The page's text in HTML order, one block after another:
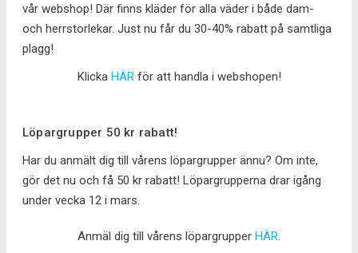
vår webshop! Där finns kläder för alla väder i både dam-
och herrstorlekar. Just nu får du 30-40% rabatt på samtliga
plagg!
Klicka HÄR för att handla i webshopen!
Löpargrupper 50 kr rabatt!
Har du anmält dig till vårens löpargrupper ännu? Om inte,
gör det nu och få 50 kr rabatt! Löpargrupperna drar igång
under vecka 12 i mars.
Anmäl dig till vårens löpargrupper HÄR